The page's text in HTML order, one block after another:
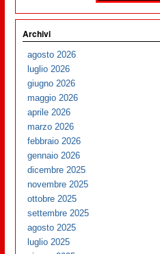
Archivi
agosto 2026
luglio 2026
giugno 2026
maggio 2026
aprile 2026
marzo 2026
febbraio 2026
gennaio 2026
dicembre 2025
novembre 2025
ottobre 2025
settembre 2025
agosto 2025
luglio 2025